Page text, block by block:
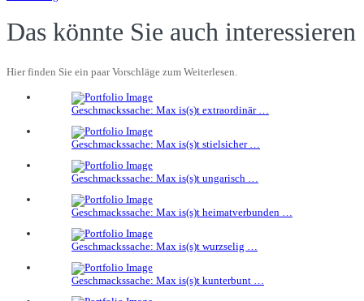
Das könnte Sie auch interessieren
Hier finden Sie ein paar Vorschläge zum Weiterlesen.
Geschmackssache: Max is(s)t extraordinär …
Geschmackssache: Max is(s)t stielsicher …
Geschmackssache: Max is(s)t ungarisch …
Geschmackssache: Max is(s)t heimatverbunden …
Geschmackssache: Max is(s)t wurzselig …
Geschmackssache: Max is(s)t kunterbunt …